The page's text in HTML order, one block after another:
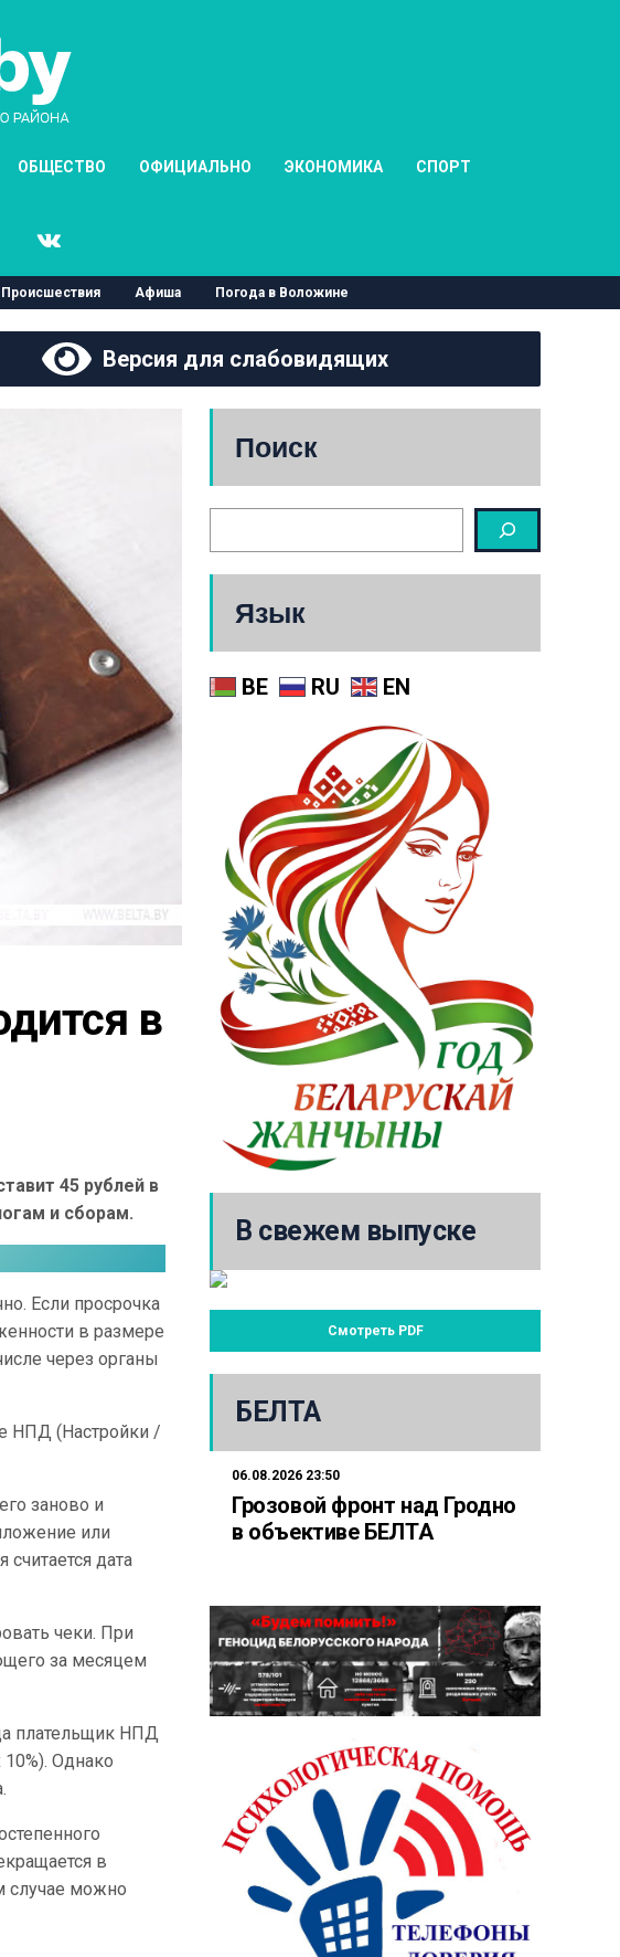
ОБЩЕСТВО ОФИЦИАЛЬНО ЭКОНОМИКА СПОРТ
Происшествия Афиша Погода в Воложине
Версия для слабовидящих
в
45 рублей в
и сборам.
Если просрочка
в размере
через органы
НПД (Настройки /
заново и
или
дата
чеки. При
за месяцем
плательщик НПД
Однако
в
случае можно
Поиск
Язык
BE RU EN
В свежем выпуске
Смотреть PDF
БЕЛТА
06.08.2026 23:50
Грозовой фронт над Гродно
в объективе БЕЛТА